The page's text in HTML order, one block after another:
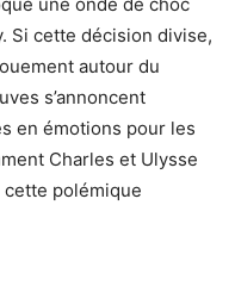
Si cette décision divise,
autour du
s’annoncent
en émotions pour les
Charles et Ulysse
polémique